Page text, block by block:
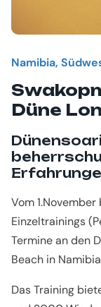
Namibia,
Düne
Vom
Einzeltrainings
Termine an den
Beach in
Das Training